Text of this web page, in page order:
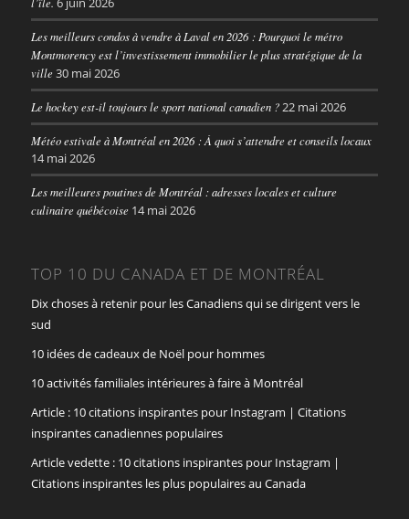
Les meilleurs condos à vendre à Laval en 2026 : Pourquoi le métro
Montmorency est l’investissement immobilier le plus stratégique de la
ville 30 mai 2026
Le hockey est-il toujours le sport national canadien ? 22 mai 2026
Météo estivale à Montréal en 2026 : À quoi s’attendre et conseils locaux
14 mai 2026
Les meilleures poutines de Montréal : adresses locales et culture
culinaire québécoise 14 mai 2026
TOP 10 DU CANADA ET DE MONTRÉAL
Dix choses à retenir pour les Canadiens qui se dirigent vers le
sud
10 idées de cadeaux de Noël pour hommes
10 activités familiales intérieures à faire à Montréal
Article : 10 citations inspirantes pour Instagram | Citations
inspirantes canadiennes populaires
Article vedette : 10 citations inspirantes pour Instagram |
Citations inspirantes les plus populaires au Canada